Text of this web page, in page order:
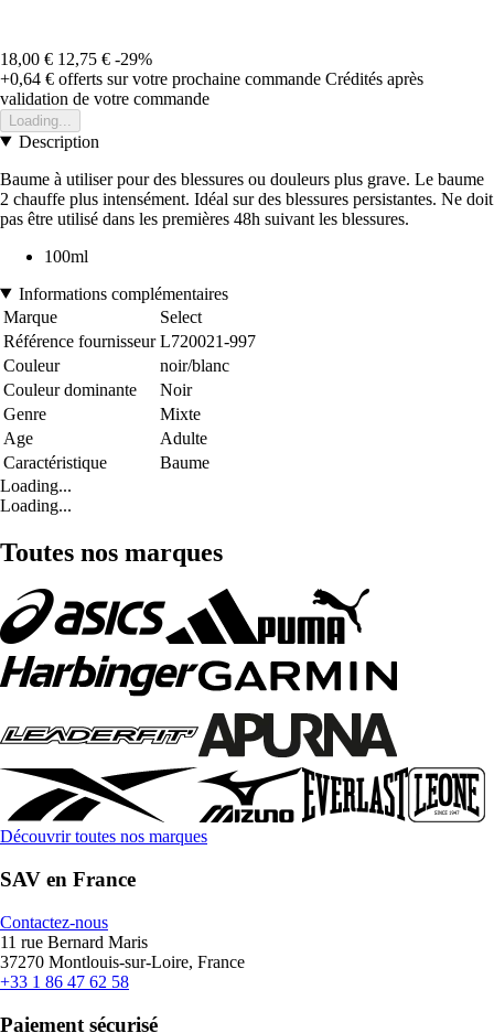
18,00 € 12,75 € -29%
+0,64 € offerts sur votre prochaine commande Crédités après
validation de votre commande
Loading...
Description
Baume à utiliser pour des blessures ou douleurs plus grave. Le baume
2 chauffe plus intensément. Idéal sur des blessures persistantes. Ne doit
pas être utilisé dans les premières 48h suivant les blessures.
100ml
Informations complémentaires
Marque
Select
Référence fournisseur L720021-997
Couleur
noir/blanc
Couleur dominante
Noir
Genre
Mixte
Age
Adulte
Caractéristique
Baume
Loading...
Loading...
Toutes nos marques
Découvrir toutes nos marques
SAV en France
Contactez-nous
11 rue Bernard Maris
37270 Montlouis-sur-Loire, France
+33 1 86 47 62 58
Paiement sécurisé